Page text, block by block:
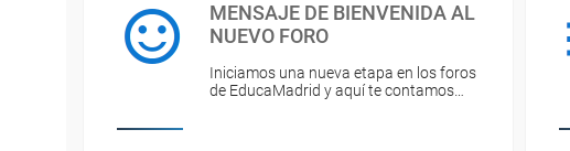
MENSAJE DE BIENVENIDA AL
NUEVO FORO
Iniciamos una nueva etapa en los foros
de EducaMadrid y aquí te contamos…